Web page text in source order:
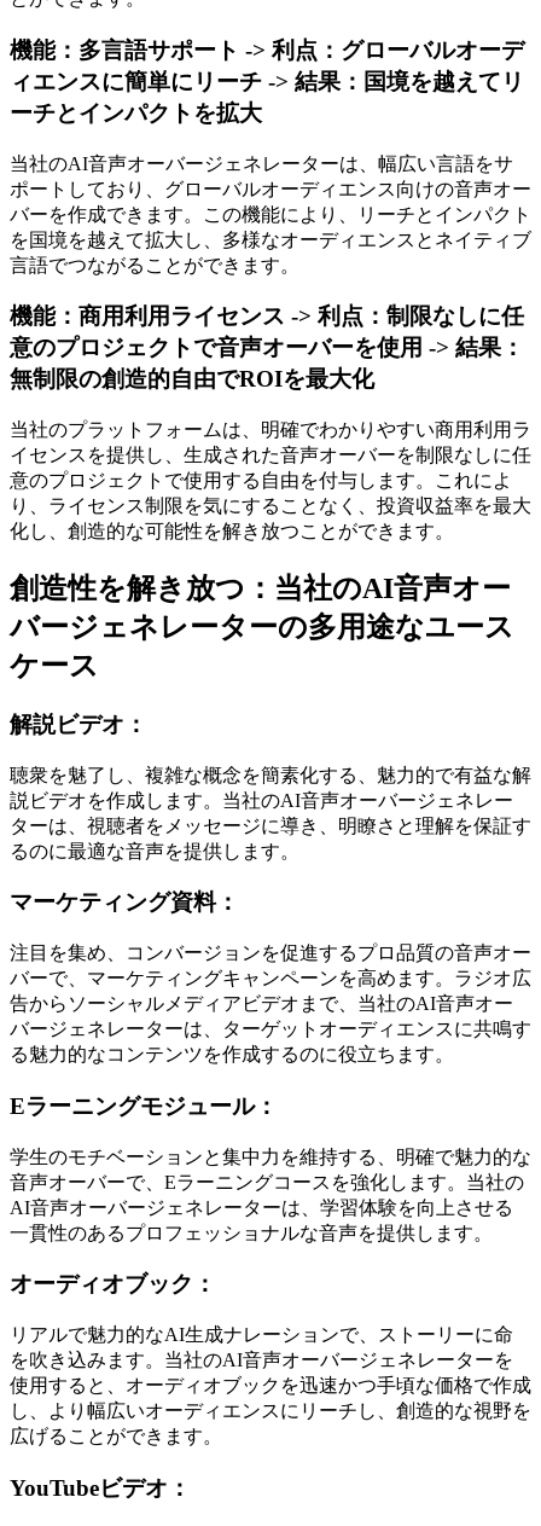
機能：多言語サポート -> 利点：グローバルオーデ
ィエンスに簡単にリーチ -> 結果：国境を越えてリ
ーチとインパクトを拡大
当社のAI音声オーバージェネレーターは、幅広い言語をサ
ポートしており、グローバルオーディエンス向けの音声オー
バーを作成できます。この機能により、リーチとインパクト
を国境を越えて拡大し、多様なオーディエンスとネイティブ
言語でつながることができます。
機能：商用利用ライセンス -> 利点：制限なしに任
意のプロジェクトで音声オーバーを使用 -> 結果：
無制限の創造的自由でROIを最大化
当社のプラットフォームは、明確でわかりやすい商用利用ラ
イセンスを提供し、生成された音声オーバーを制限なしに任
意のプロジェクトで使用する自由を付与します。これによ
り、ライセンス制限を気にすることなく、投資収益率を最大
化し、創造的な可能性を解き放つことができます。
創造性を解き放つ：当社のAI音声オー
バージェネレーターの多用途なユース
ケース
解説ビデオ：
聴衆を魅了し、複雑な概念を簡素化する、魅力的で有益な解
説ビデオを作成します。当社のAI音声オーバージェネレー
ターは、視聴者をメッセージに導き、明瞭さと理解を保証す
るのに最適な音声を提供します。
マーケティング資料：
注目を集め、コンバージョンを促進するプロ品質の音声オー
バーで、マーケティングキャンペーンを高めます。ラジオ広
告からソーシャルメディアビデオまで、当社のAI音声オー
バージェネレーターは、ターゲットオーディエンスに共鳴す
る魅力的なコンテンツを作成するのに役立ちます。
Eラーニングモジュール：
学生のモチベーションと集中力を維持する、明確で魅力的な
音声オーバーで、Eラーニングコースを強化します。当社の
AI音声オーバージェネレーターは、学習体験を向上させる
一貫性のあるプロフェッショナルな音声を提供します。
オーディオブック：
リアルで魅力的なAI生成ナレーションで、ストーリーに命
を吹き込みます。当社のAI音声オーバージェネレーターを
使用すると、オーディオブックを迅速かつ手頃な価格で作成
し、より幅広いオーディエンスにリーチし、創造的な視野を
広げることができます。
YouTubeビデオ：